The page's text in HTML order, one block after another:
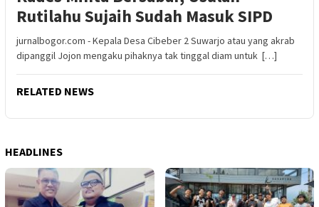
Rutilahu Sujaih Sudah Masuk SIPD
jurnalbogor.com - Kepala Desa Cibeber 2 Suwarjo atau yang akrab
dipanggil Jojon mengaku pihaknya tak tinggal diam untuk […]
RELATED NEWS
HEADLINES